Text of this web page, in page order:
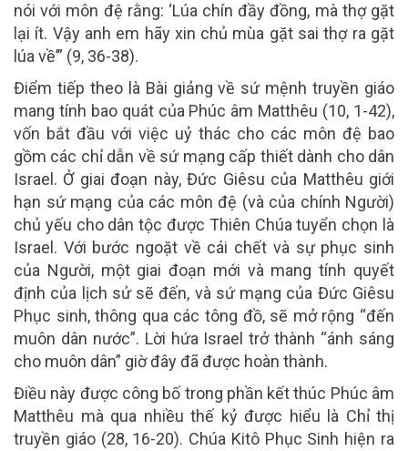
nói với môn đệ rằng: ‘Lúa chín đầy đồng, mà thợ gặt
lại ít. Vậy anh em hãy xin chủ mùa gặt sai thợ ra gặt
lúa về’” (9, 36-38).
Điểm tiếp theo là Bài giảng về sứ mệnh truyền giáo
mang tính bao quát của Phúc âm Matthêu (10, 1-42),
vốn bắt đầu với việc uỷ thác cho các môn đệ bao
gồm các chỉ dẫn về sứ mạng cấp thiết dành cho dân
Israel. Ở giai đoạn này, Đức Giêsu của Matthêu giới
hạn sứ mạng của các môn đệ (và của chính Người)
chủ yếu cho dân tộc được Thiên Chúa tuyển chọn là
Israel. Với bước ngoặt về cái chết và sự phục sinh
của Người, một giai đoạn mới và mang tính quyết
định của lịch sử sẽ đến, và sứ mạng của Đức Giêsu
Phục sinh, thông qua các tông đồ, sẽ mở rộng “đến
muôn dân nước”. Lời hứa Israel trở thành “ánh sáng
cho muôn dân” giờ đây đã được hoàn thành.
Điều này được công bố trong phần kết thúc Phúc âm
Matthêu mà qua nhiều thế kỷ được hiểu là Chỉ thị
truyền giáo (28, 16-20). Chúa Kitô Phục Sinh hiện ra